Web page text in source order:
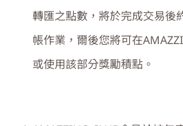
轉匯之點數，將於完成交易後
帳作業，爾後您將可在
或使用該部分獎勵積點。